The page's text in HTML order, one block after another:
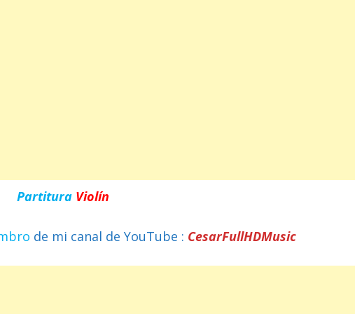
Partitura Violín
de mi canal de YouTube : CesarFullHDMusic